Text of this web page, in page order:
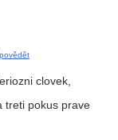
clovek,
treti pokus prave